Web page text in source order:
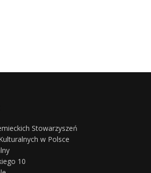
Stowarzyszeń
w Polsce
10